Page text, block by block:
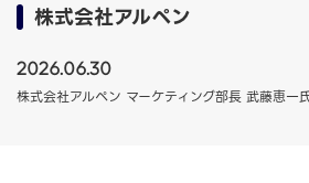
株式会社アルペン
2026.06.30
株式会社アルペン マーケティング部長 武藤恵一